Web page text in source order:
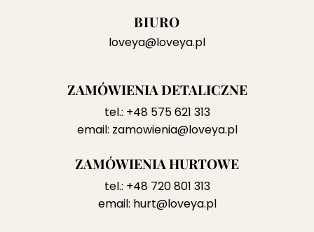
BIURO
loveya@loveya.pl
ZAMÓWIENIA DETALICZNE
tel.: +48 575 621 313
email: zamowienia@loveya.pl
ZAMÓWIENIA HURTOWE
tel.: +48 720 801 313
email: hurt@loveya.pl